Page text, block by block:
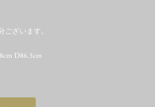
ございます。
D86.5cm